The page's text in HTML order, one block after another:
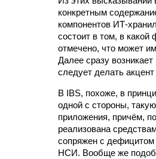
конкретным
компонентов ИТ-
состоит в том, в
отмечено, что может
Далее сразу
следует делать
В IBS, похоже, в
одной с стороны,
приложения, причём,
реализована
сопряжен с дефицитом
НСИ. Вообще же